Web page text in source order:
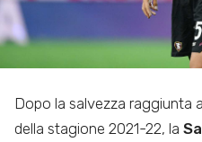
Dopo la salvezza raggiunta
della stagione 2021-22, la